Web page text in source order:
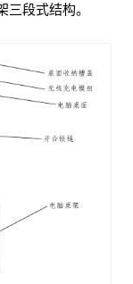
段式结构。